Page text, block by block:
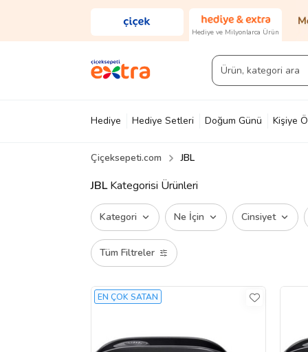
Hediye ve Milyonlarca Ürün
Hediye Hediye Setleri Doğum Günü Kişiye
Diğer Ayakkabı & Çanta
Çiçeksepeti.com JBL
JBLKategorisi Ürünleri
Kategori Ne İçin Cinsiyet
Tüm Filtreler
EN ÇOK SATAN